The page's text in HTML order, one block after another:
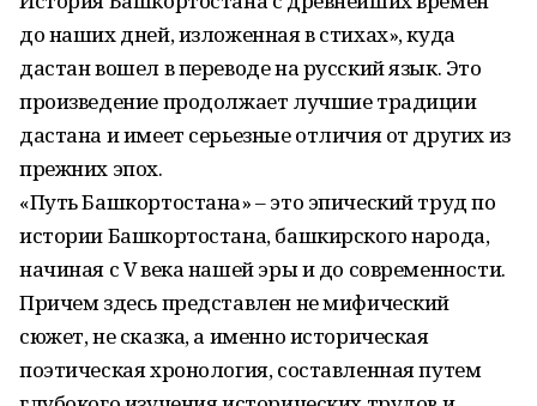
до наших дней, изложенная в стихах», куда
дастан вошел в переводе на русский язык. Это
произведение продолжает лучшие традиции
дастана и имеет серьезные отличия от других из
прежних эпох.
«Путь Башкортостана» – это эпический труд по
истории Башкортостана, башкирского народа,
начиная с V века нашей эры и до современности.
Причем здесь представлен не мифический
сюжет, не сказка, а именно историческая
поэтическая хронология, составленная путем